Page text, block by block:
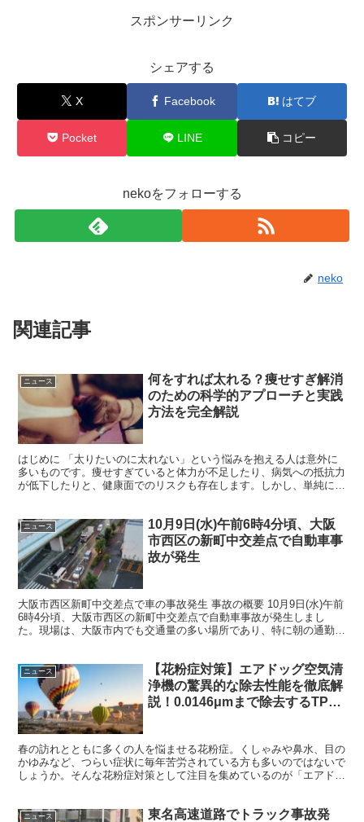
スポンサーリンク
シェアする
X Facebook はてブ
Pocket LINE コピー
nekoをフォローする
neko
関連記事
ニュース
何をすれば太れる？痩せすぎ解消
のための科学的アプローチと実践
方法を完全解説
はじめに 「太りたいのに太れない」という悩みを抱える人は意外に
多いものです。痩せすぎていると体力が不足したり、病気への抵抗力
が低下したりと、健康面でのリスクも存在します。しかし、単純に食
ニュース
10月9日(水)午前6時4分頃、大阪
市西区の新町中交差点で自動車事
故が発生
大阪市西区新町中交差点で車の事故発生 事故の概要 10月9日(水)午前
6時4分頃、大阪市西区の新町中交差点で自動車事故が発生しまし
た。現場は、大阪市内でも交通量の多い場所であり、特に朝の通勤時
ニュース
【花粉症対策】エアドッグ空気清
浄機の驚異的な除去性能を徹底解
説！0.0146μmまで除去するTPA
春の訪れとともに多くの人を悩ませる花粉症。くしゃみや鼻水、目の
かゆみなど、つらい症状に毎年苦労されている方も多いのではないで
しょうか。そんな花粉症対策として注目を集めているのが「エアドッ
ニュース
東名高速道路でトラック事故発